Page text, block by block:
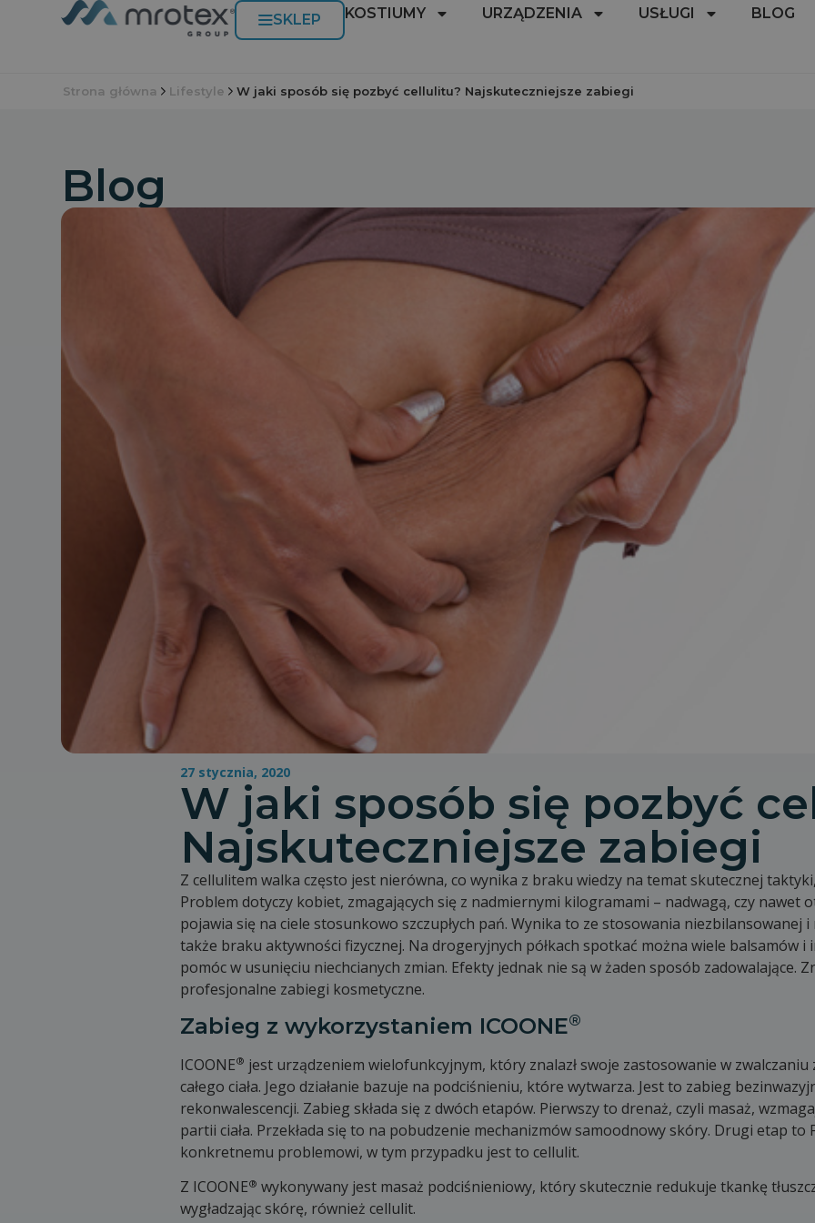
SKLEP KOSTIUMY URZĄDZENIA USŁUGI BLOG
Strona główna Lifestyle W jaki sposób się pozbyć cellulitu? Najskuteczniejsze zabiegi
Blog
27 stycznia, 2020
W jaki sposób się pozbyć
Najskuteczniejsze zabiegi
Z cellulitem walka często jest nierówna, co wynika z braku wiedzy na temat skutecznej
Problem dotyczy kobiet, zmagających się z nadmiernymi kilogramami – nadwagą, czy nawet
pojawia się na ciele stosunkowo szczupłych pań. Wynika to ze stosowania niezbilansowanej
także braku aktywności fizycznej. Na drogeryjnych półkach spotkać można wiele balsamów
pomóc w usunięciu niechcianych zmian. Efekty jednak nie są w żaden sposób zadowalające.
profesjonalne zabiegi kosmetyczne.
Zabieg z wykorzystaniem ICOONE®
ICOONE® jest urządzeniem wielofunkcyjnym, który znalazł swoje zastosowanie w
całego ciała. Jego działanie bazuje na podciśnieniu, które wytwarza. Jest to zabieg
rekonwalescencji. Zabieg składa się z dwóch etapów. Pierwszy to drenaż, czyli masaż,
partii ciała. Przekłada się to na pobudzenie mechanizmów samoodnowy skóry. Drugi etap to
konkretnemu problemowi, w tym przypadku jest to cellulit.
Z ICOONE® wykonywany jest masaż podciśnieniowy, który skutecznie redukuje tkankę
wygładzając skórę, również cellulit.